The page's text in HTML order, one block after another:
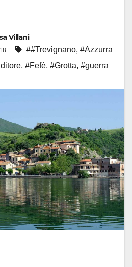
Villani
##Trevignano, #Azzurra
, #Fefè, #Grotta, #guerra